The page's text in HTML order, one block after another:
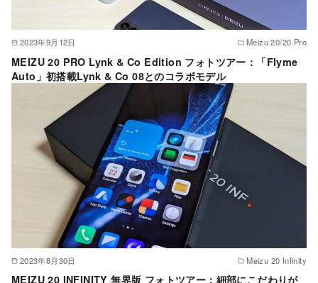
2023年9月12日 Meizu 20/20 Pro
MEIZU 20 PRO Lynk & Co Edition フォトツアー：「Flyme
Auto」初搭載Lynk & Co 08とのコラボモデル
2023年8月30日 Meizu 20 Infinity
MEIZU 20 INFINITY 無界版 フォトツアー：細部にこだわりが